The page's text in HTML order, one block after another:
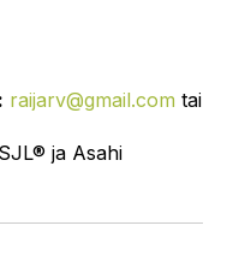
raijarv@gmail.com tai
ja Asahi